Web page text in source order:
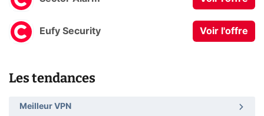
Eufy Security Voir l'offre
Les tendances
Meilleur VPN